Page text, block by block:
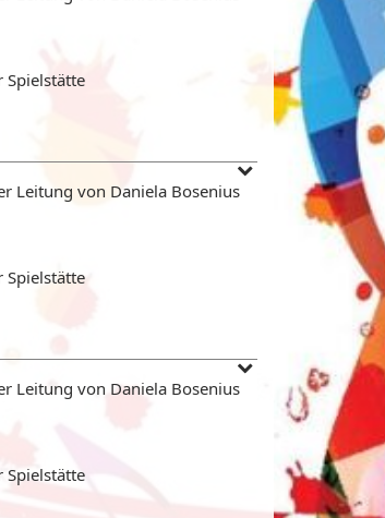
Spielstätte
Leitung von Daniela Bosenius
Spielstätte
Leitung von Daniela Bosenius
Spielstätte